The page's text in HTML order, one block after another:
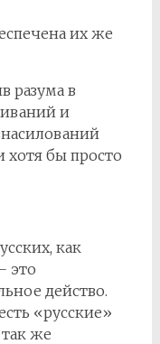
их же
разума в
и
бы просто
как
это
действо.
«русские»
так же